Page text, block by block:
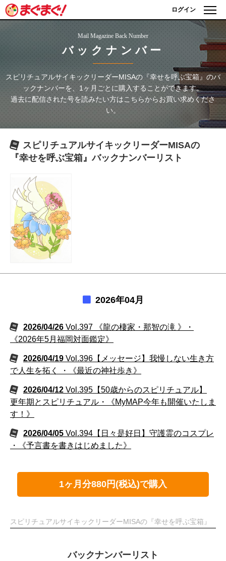
ログイン
Mail Magazine Back Number
バックナンバー
スピリチュアルサイキックリーダーMISAの『幸せを呼ぶ宝箱』 のバ
ックナンバーを、1ヶ月ごとに購入することができます。
過去に配信された号を読みたい方はこちらからお買い求めくださ
い。
スピリチュアルサイキックリーダーMISAの
『幸せを呼ぶ宝箱』バックナンバーリスト
2026年04月
2026/04/26 Vol.397 《龍の棲家・那智の滝 》・
《2026年5月福岡対面鑑定》
2026/04/19 Vol.396【メッセージ】我慢しない生き方
で人生を拓く ・《最近の神社歩き》
2026/04/12 Vol.395【50歳からのスピリチュアル】
更年期とスピリチュアル・《MyMAP今年も開催いたしま
す！》
2026/04/05 Vol.394【日々是好日】守護霊のコスプレ
・《予言書を書きはじめました》
1ヶ月分880円(税込)で購入
スピリチュアルサイキックリーダーMISAの『幸せを呼ぶ宝箱』
バックナンバーリスト